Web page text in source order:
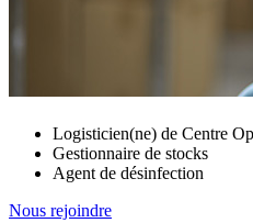
Logisticien(ne) de Centre
Gestionnaire de stocks
Agent de désinfection
Nous rejoindre